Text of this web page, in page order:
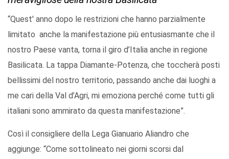
“Quest' anno dopo le restrizioni che hanno parzialmente
limitato anche la manifestazione più entusiasmante che il
nostro Paese vanta, torna il giro d’Italia anche in regione
Basilicata. La tappa Diamante-Potenza, che toccherà posti
bellissimi del nostro territorio, passando anche dai luoghi a
me cari della Val d’Agri, mi emoziona perché come tutti gli
italiani sono ammirato da questa manifestazione”.
Così il consigliere della Lega Gianuario Aliandro che
aggiunge: “Come sottolineato nei giorni scorsi dal